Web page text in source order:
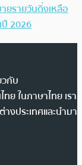
ยรายวันดิ่งเหลือ
2026
กับ
ย ในภาษาไทย เรา
งประเทศและนำมา